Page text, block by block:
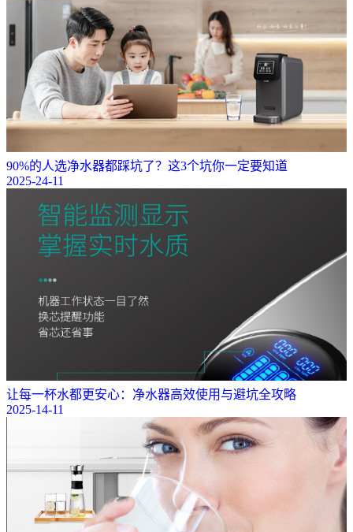
90%的人选净水器都踩坑了？这3个坑你一定要知道
2025-24-11
让每一杯水都更安心：净水器高效使用与避坑全攻略
2025-14-11